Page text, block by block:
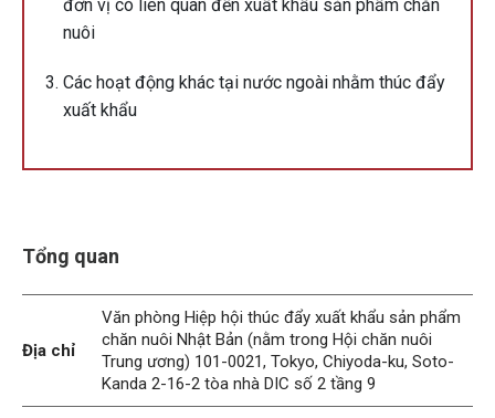
đơn vị có liên quan đến xuất khẩu sản phẩm chăn
nuôi
Các hoạt động khác tại nước ngoài nhằm thúc đẩy
xuất khẩu
Tổng quan
Địa chỉ
Văn phòng Hiệp hội thúc đẩy xuất khẩu sản phẩm
chăn nuôi Nhật Bản (nằm trong Hội chăn nuôi
Trung ương) 101-0021, Tokyo, Chiyoda-ku, Soto-
Kanda 2-16-2 tòa nhà DIC số 2 tầng 9